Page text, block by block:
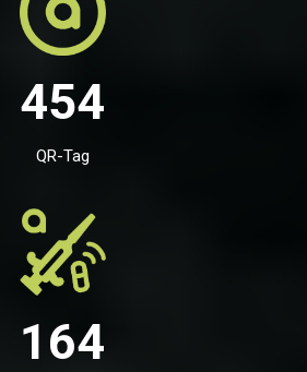
454
QR-Tag
164